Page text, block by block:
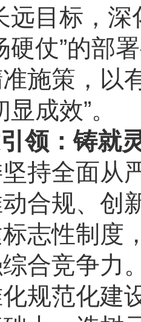
远目标，
硬仗”的部
施策，以
成效”。
领：铸就
持全面从
合规、创
志性制度
合竞争力
规范化建